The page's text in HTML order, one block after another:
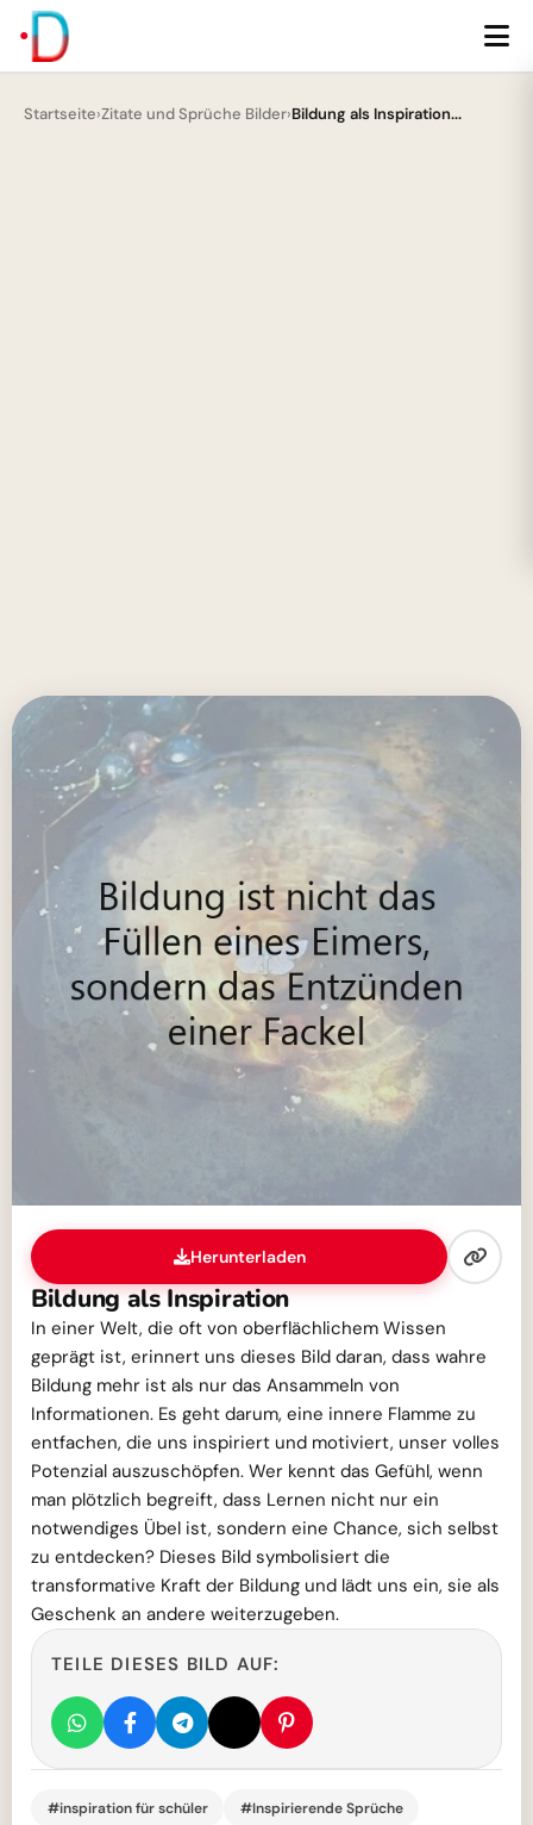
Startseite›Zitate und Sprüche Bilder›Bildung als Inspiration...
Herunterladen
Bildung als Inspiration
In einer Welt, die oft von oberflächlichem Wissen
geprägt ist, erinnert uns dieses Bild daran, dass wahre
Bildung mehr ist als nur das Ansammeln von
Informationen. Es geht darum, eine innere Flamme zu
entfachen, die uns inspiriert und motiviert, unser volles
Potenzial auszuschöpfen. Wer kennt das Gefühl, wenn
man plötzlich begreift, dass Lernen nicht nur ein
notwendiges Übel ist, sondern eine Chance, sich selbst
zu entdecken? Dieses Bild symbolisiert die
transformative Kraft der Bildung und lädt uns ein, sie als
Geschenk an andere weiterzugeben.
TEILE DIESES BILD AUF:
#inspiration für schüler
#Inspirierende Sprüche